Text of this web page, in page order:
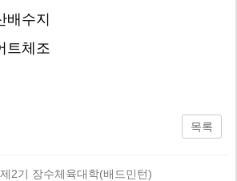
수지
트체조
목록
2기 장수체육대학(배드민턴)